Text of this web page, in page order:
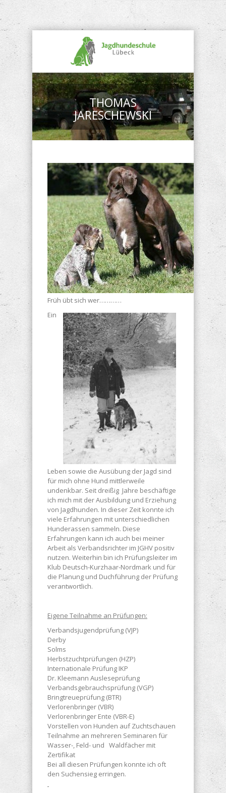
THOMAS
JARESCHEWSKI
Früh übt sich wer…………
Ein
Leben sowie die Ausübung der Jagd sind
für mich ohne Hund mittlerweile
undenkbar. Seit dreißig Jahre beschäftige
ich mich mit der Ausbildung und Erziehung
von Jagdhunden. In dieser Zeit konnte ich
viele Erfahrungen mit unterschiedlichen
Hunderassen sammeln. Diese
Erfahrungen kann ich auch bei meiner
Arbeit als Verbandsrichter im JGHV positiv
nutzen. Weiterhin bin ich Prüfungsleiter im
Klub Deutsch-Kurzhaar-Nordmark und für
die Planung und Duchführung der Prüfung
verantwortlich.
Eigene Teilnahme an Prüfungen:
Verbandsjugendprüfung (VJP)
Derby
Solms
Herbstzuchtprüfungen (HZP)
Internationale Prüfung IKP
Dr. Kleemann Ausleseprüfung
Verbandsgebrauchsprüfung (VGP)
Bringtreueprüfung (BTR)
Verlorenbringer (VBR)
Verlorenbringer Ente (VBR-E)
Vorstellen von Hunden auf Zuchtschauen
Teilnahme an mehreren Seminaren für
Wasser-, Feld- und Waldfächer mit
Zertifikat
Bei all diesen Prüfungen konnte ich oft
den Suchensieg erringen.